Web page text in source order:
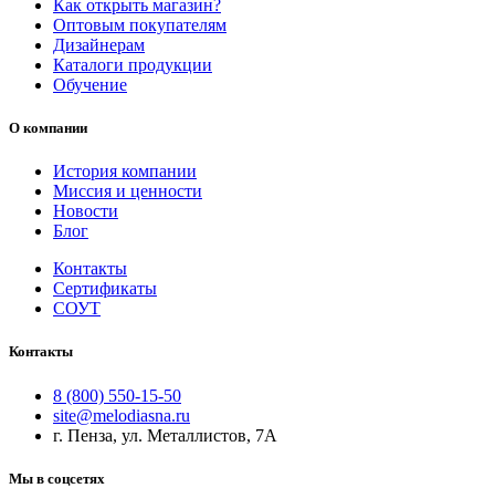
Как открыть магазин?
Оптовым покупателям
Дизайнерам
Каталоги продукции
Обучение
О компании
История компании
Миссия и ценности
Новости
Блог
Контакты
Сертификаты
СОУТ
Контакты
8 (800) 550-15-50
site@melodiasna.ru
г. Пенза, ул. Металлистов, 7А
Мы в соцсетях